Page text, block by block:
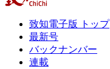
致知電子版 トップ
最新号
バックナンバー
連載